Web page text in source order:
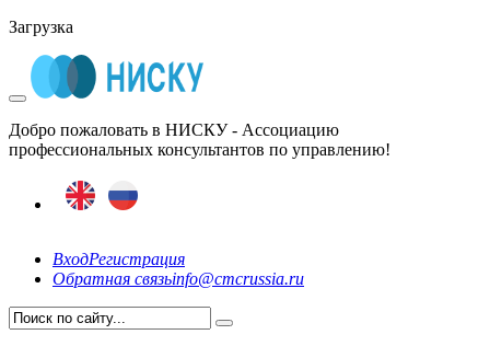
Загрузка
Добро пожаловать в НИСКУ - Ассоциацию
профессиональных консультантов по управлению!
ВходРегистрация
Обратная связьinfo@cmcrussia.ru